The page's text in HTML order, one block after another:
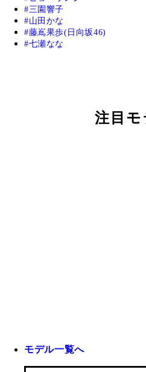
三園響子
山田かな
藤嶌果歩(日向坂46)
七瀬なな
注目モ
モデル一覧へ